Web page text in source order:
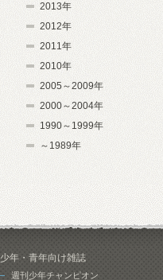
2013年
2012年
2011年
2010年
2005～2009年
2000～2004年
1990～1999年
～1989年
少年・青年向け雑誌
週刊少年チャンピオン